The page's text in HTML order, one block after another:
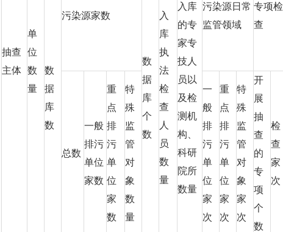
抽查
主体
单
位
数
量
数
据
库
数
污染源家数
数
据
库
个
数
入
库
执
法
检
查
人
员
数
量
入库
的专
家专
技人
员以
及检
测机
构、
科研
院所
数量
污染源日常
监管领域
专项检
查
总数
一般
排污
单位
家数
重
点
排
污
单
位
家
数
特
殊
监
管
对
象
数
量
一
般
排
污
单
位
家
次
重
点
排
污
单
位
家
次
特
殊
监
管
对
象
家
次
开
展
抽
查
的
专
项
个
数
检
查
家
次